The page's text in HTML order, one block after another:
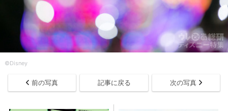
©Disney
前の写真 記事に戻る 次の写真